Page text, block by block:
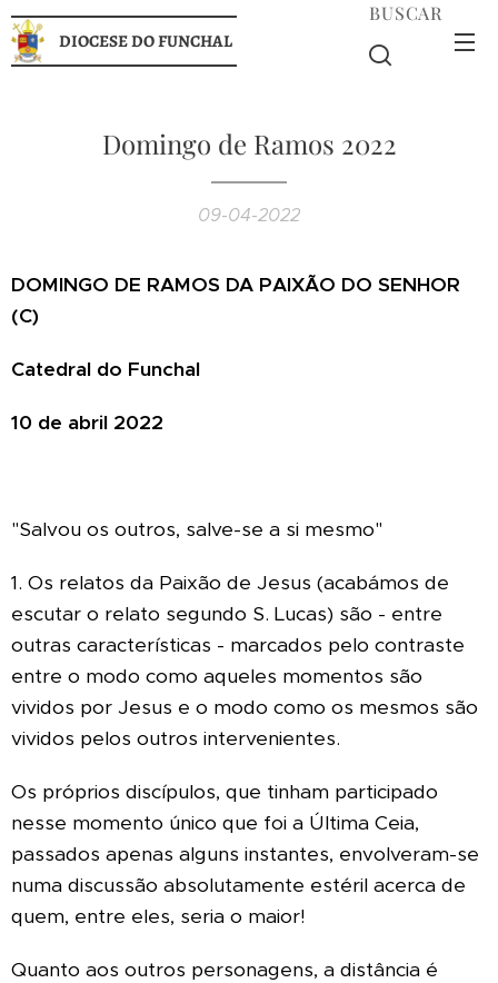
DIOCESE DO FUNCHAL
BUSCAR
Domingo de Ramos 2022
09-04-2022
DOMINGO DE RAMOS DA PAIXÃO DO SENHOR
(C)
Catedral do Funchal
10 de abril 2022
"Salvou os outros, salve-se a si mesmo"
1. Os relatos da Paixão de Jesus (acabámos de
escutar o relato segundo S. Lucas) são - entre
outras características - marcados pelo contraste
entre o modo como aqueles momentos são
vividos por Jesus e o modo como os mesmos são
vividos pelos outros intervenientes.
Os próprios discípulos, que tinham participado
nesse momento único que foi a Última Ceia,
passados apenas alguns instantes, envolveram-se
numa discussão absolutamente estéril acerca de
quem, entre eles, seria o maior!
Quanto aos outros personagens, a distância é